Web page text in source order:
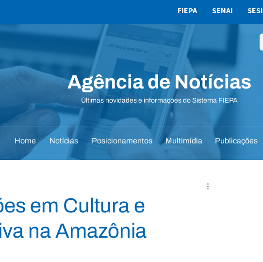
FIEPA SENAI SESI
Agência de Notícias
Últimas novidades e informações do Sistema FIEPA
Home Notícias Posicionamentos Multimídia Publicações
em Cultura e
na Amazônia